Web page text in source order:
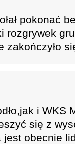
pokonać
rozgrywek
zakończyło
i WKS
się z
jest obecnie